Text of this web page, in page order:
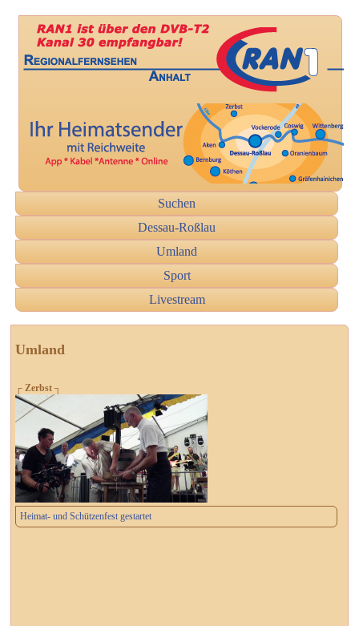
Suchen
Dessau-Roßlau
Umland
Sport
Livestream
Umland
┌ Zerbst ┐
Heimat- und Schützenfest gestartet